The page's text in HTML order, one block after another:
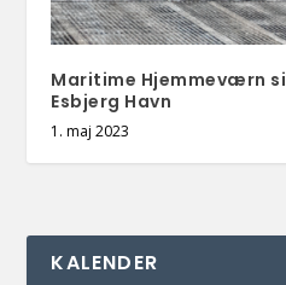
Maritime Hjemmeværn
Esbjerg Havn
1. maj 2023
KALENDER